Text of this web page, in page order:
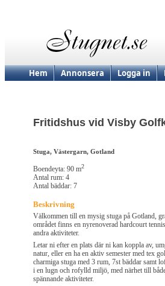
Hem Annonsera Logga in
Fritidshus vid Visby
Stuga, Västergarn, Gotland
Boendeyta: 90 m2
Antal rum: 4
Antal bäddar: 7
Beskrivning
Välkommen till en mysig stuga på Gotland,
området finns en nyrenoverad hardcourt
andra aktiviteter.
Letar ni efter en plats där ni kan koppla av,
natur, eller en ha en aktiv semester med tex
charmiga stuga med 3 rum, 7st bäddar samt
i en lugn och rofylld miljö, med närhet till
spännande aktiviteter.